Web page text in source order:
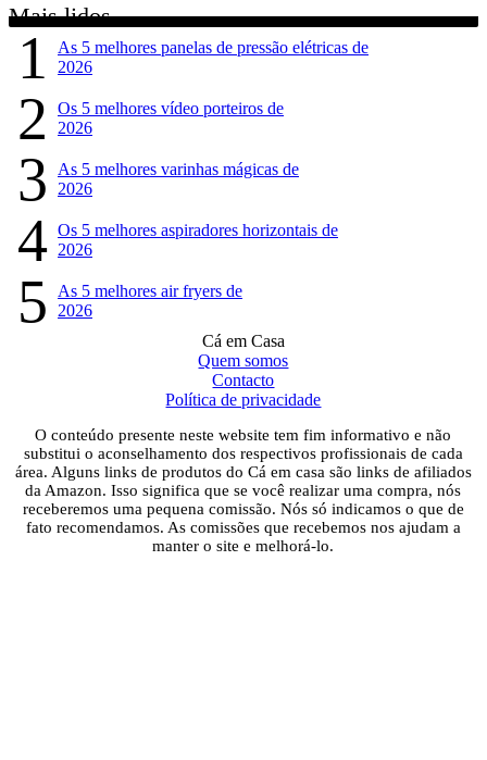
Mais lidos
1
As 5 melhores panelas de pressão elétricas de
2026
2
Os 5 melhores vídeo porteiros de
2026
3
As 5 melhores varinhas mágicas de
2026
4 Os 5 melhores aspiradores horizontais de
2026
5
As 5 melhores air fryers de
2026
Cá em Casa
Quem somos
Contacto
Política de privacidade
O conteúdo presente neste website tem fim informativo e não
substitui o aconselhamento dos respectivos profissionais de cada
área. Alguns links de produtos do Cá em casa são links de afiliados
da Amazon. Isso significa que se você realizar uma compra, nós
receberemos uma pequena comissão. Nós só indicamos o que de
fato recomendamos. As comissões que recebemos nos ajudam a
manter o site e melhorá-lo.